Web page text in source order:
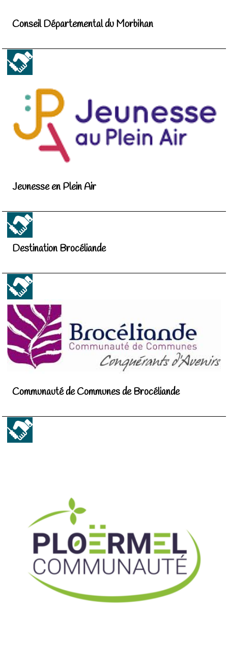
Conseil Départemental du Morbihan
Jeunesse en Plein Air
Destination Brocéliande
Communauté de Communes de Brocéliande